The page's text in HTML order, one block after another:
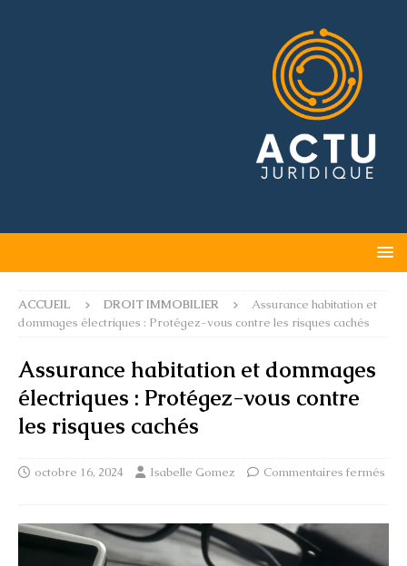
ACCUEIL DROIT IMMOBILIER
Assurance habitation et
dommages électriques : Protégez-vous contre les risques cachés
Assurance habitation et dommages
électriques : Protégez-vous contre
les risques cachés
octobre 16, 2024 Isabelle Gomez Commentaires fermés